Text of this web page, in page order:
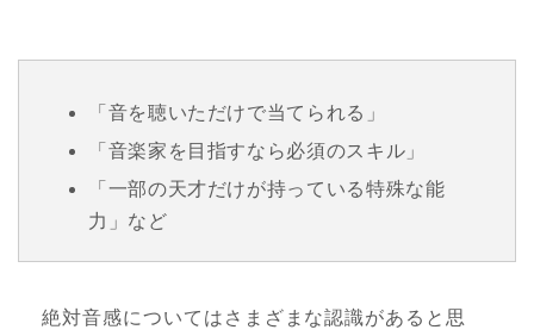
「音を聴いただけで当てられる」
「音楽家を目指すなら必須のスキル」
「一部の天才だけが持っている特殊な能
力」など
絶対音感についてはさまざまな認識があると思